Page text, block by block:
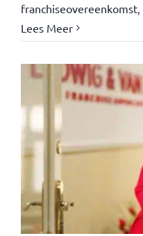
franchiseovereenkomst,
Lees Meer